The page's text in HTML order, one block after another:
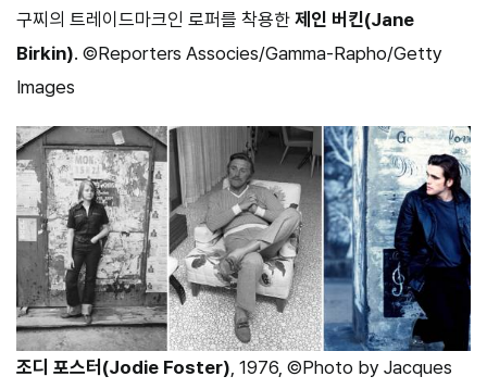
구찌의 트레이드마크인 로퍼를 착용한 제인 버킨(Jane
Birkin). ©Reporters Associes/Gamma-Rapho/Getty
Images
조디 포스터(Jodie Foster), 1976, ©Photo by Jacques